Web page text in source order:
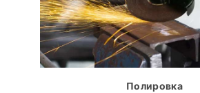
Полировка